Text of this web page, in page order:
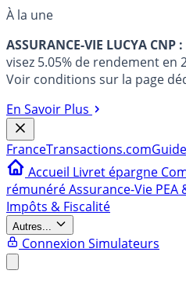
À la une
ASSURANCE-VIE LUCYA CNP :
visez 5.05% de rendement en
Voir conditions sur la page
En Savoir Plus
FranceTransactions.com
Accueil Livret épargne
rémunéréAssurance-Vie PEA
Impôts & Fiscalité
Autres...
Connexion Simulateurs